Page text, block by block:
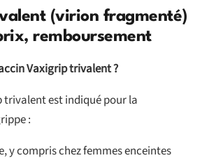
(virion fragmenté)
remboursement
Vaxigrip trivalent ?
trivalent est indiqué pour la
:
y compris chez femmes enceintes